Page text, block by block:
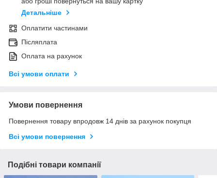
Детальніше
Оплатити частинами
Післяплата
Оплата на рахунок
Всі умови оплати
Умови повернення
Повернення товару впродовж 14 днів за рахунок покупця
Всі умови повернення
Подібні товари компанії